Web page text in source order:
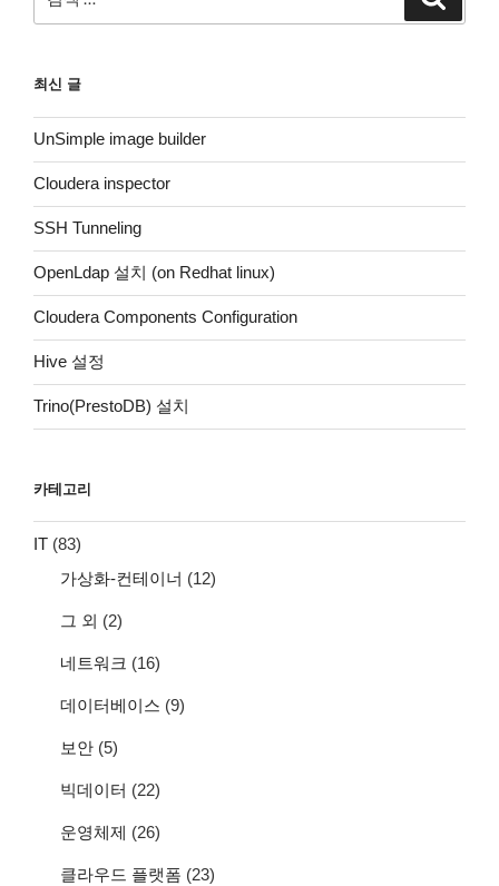
색:
최신 글
UnSimple image builder
Cloudera inspector
SSH Tunneling
OpenLdap 설치 (on Redhat linux)
Cloudera Components Configuration
Hive 설정
Trino(PrestoDB) 설치
카테고리
IT (83)
가상화-컨테이너 (12)
그 외 (2)
네트워크 (16)
데이터베이스 (9)
보안 (5)
빅데이터 (22)
운영체제 (26)
클라우드 플랫폼 (23)